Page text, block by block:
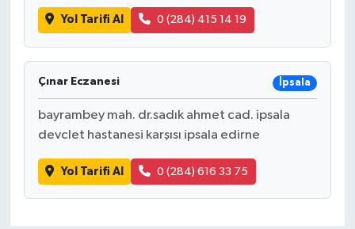
Yol Tarifi Al 0 (284) 415 14 19
Çınar Eczanesi İpsala
bayrambey mah. dr.sadık ahmet cad. ipsala
devclet hastanesi karşısı ipsala edirne
Yol Tarifi Al 0 (284) 616 33 75